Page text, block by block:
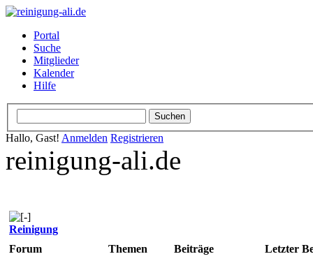
Portal
Suche
Mitglieder
Kalender
Hilfe
Hallo, Gast! Anmelden Registrieren
reinigung-ali.de
Reinigung
Forum
Themen Beiträge
Letzter